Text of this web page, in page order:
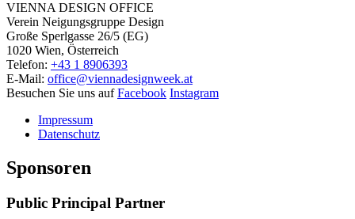
VIENNA DESIGN OFFICE
Verein Neigungsgruppe Design
Große Sperlgasse 26/5 (EG)
1020 Wien, Österreich
Telefon: +43 1 8906393
E-Mail: office@viennadesignweek.at
Besuchen Sie uns aufFacebook Instagram
Impressum
Datenschutz
Sponsoren
Public Principal Partner